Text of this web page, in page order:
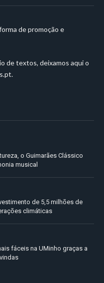
de promoção e
de textos, deixamos aqui o
.
o Guimarães Clássico
musical
de 5,5 milhões de
climáticas
fáceis na UMinho graças a